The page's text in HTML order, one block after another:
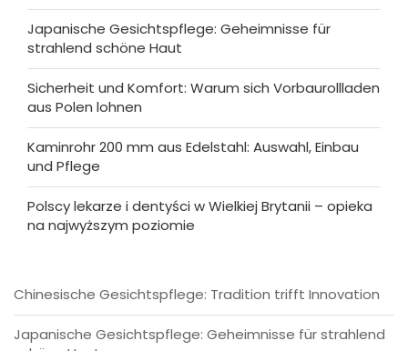
Japanische Gesichtspflege: Geheimnisse für
strahlend schöne Haut
Sicherheit und Komfort: Warum sich Vorbaurollladen
aus Polen lohnen
Kaminrohr 200 mm aus Edelstahl: Auswahl, Einbau
und Pflege
Polscy lekarze i dentyści w Wielkiej Brytanii – opieka
na najwyższym poziomie
Chinesische Gesichtspflege: Tradition trifft Innovation
Japanische Gesichtspflege: Geheimnisse für strahlend